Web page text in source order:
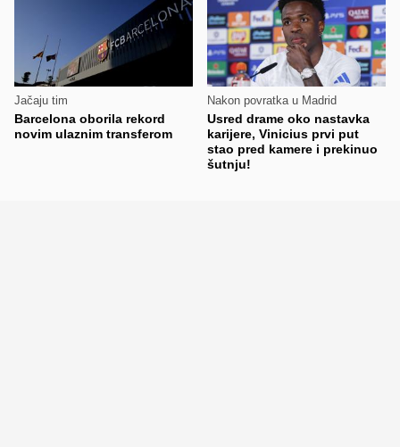
Jačaju tim
Barcelona oborila rekord
novim ulaznim transferom
Nakon povratka u Madrid
Usred drame oko nastavka
karijere, Vinicius prvi put
stao pred kamere i prekinuo
šutnju!